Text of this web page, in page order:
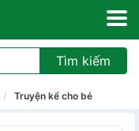
Tìm kiếm
Truyện kể cho bé